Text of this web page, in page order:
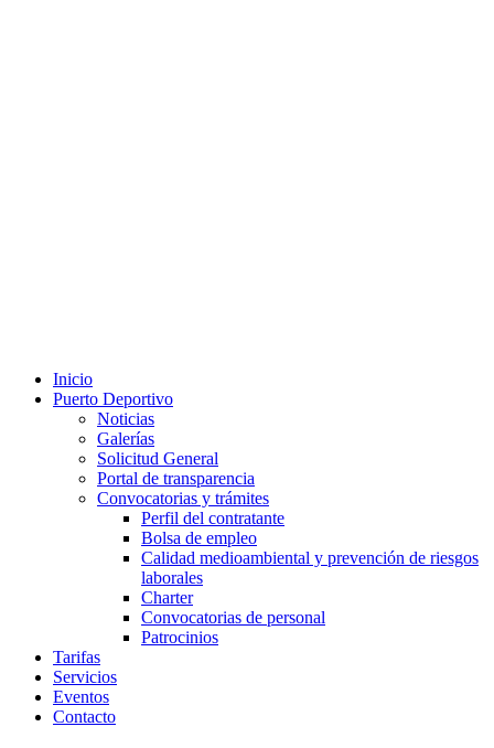
Inicio
Puerto Deportivo
Noticias
Galerías
Solicitud General
Portal de transparencia
Convocatorias y trámites
Perfil del contratante
Bolsa de empleo
Calidad medioambiental y prevención de riesgos
laborales
Charter
Convocatorias de personal
Patrocinios
Tarifas
Servicios
Eventos
Contacto